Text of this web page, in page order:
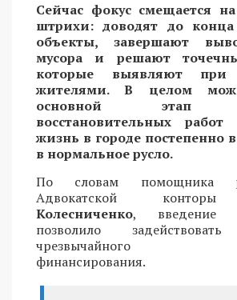
Сейчас фокус смещается
штрихи: доводят до конца
объекты, завершают
мусора и решают
которые выявляют при
жителями. В целом
основной этап
восстановительных
жизнь в городе постепенно
в нормальное русло.
По словам помощника
Адвокатской
Колесниченко, введение
позволило
чрезвычайного
финансирования.